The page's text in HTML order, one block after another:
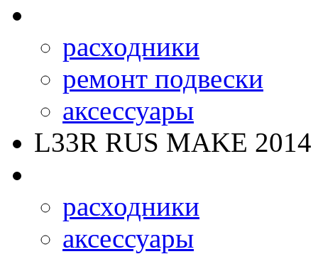
расходники
ремонт подвески
аксессуары
L33R RUS MAKE 2014
расходники
аксессуары